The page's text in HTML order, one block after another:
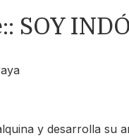
SOY
y desarrolla su